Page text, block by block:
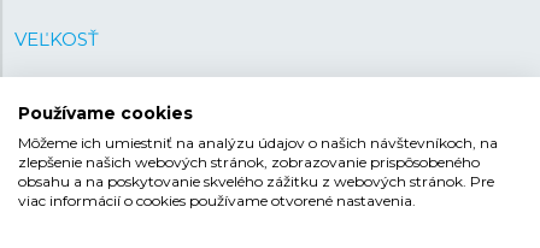
VEĽKOSŤ
REMIENOK
Používame cookies
Môžeme ich umiestniť na analýzu údajov o našich návštevníkoch, na
zlepšenie našich webových stránok, zobrazovanie prispôsobeného
obsahu a na poskytovanie skvelého zážitku z webových stránok. Pre
viac informácií o cookies používame otvorené nastavenia.